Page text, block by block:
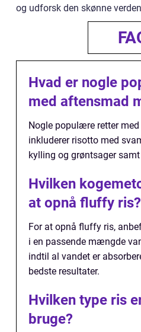
og udforsk den skønne
Hvad er nogle
med aftensmad
Nogle populære retter
inkluderer risotto med
kylling og grøntsager
Hvilken
at opnå fluffy ris?
For at opnå fluffy ris,
i en passende mængde
indtil al vandet er
bedste resultater.
Hvilken type ris
bruge?